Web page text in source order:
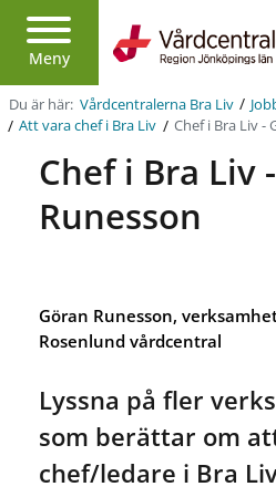
Meny
Region
Jönköpings
län
Du är här: Vårdcentralerna Bra Liv /
/ Att vara chef i Bra Liv / Chef i Bra Liv -
Chef i Bra Liv
Runesson
Göran Runesson,
Rosenlund vårdcentral
Lyssna på fler
som berättar om
chef/ledare i Bra